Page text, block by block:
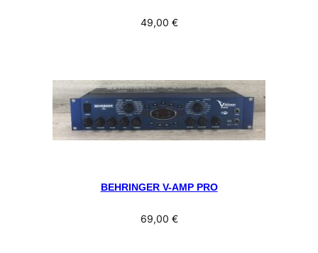
49,00 €
BEHRINGER V-AMP PRO
69,00 €